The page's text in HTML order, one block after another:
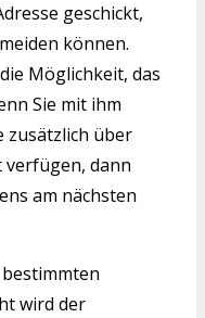
geschickt,
können.
Möglichkeit, das
Sie mit ihm
zusätzlich über
verfügen, dann
am nächsten
wird der